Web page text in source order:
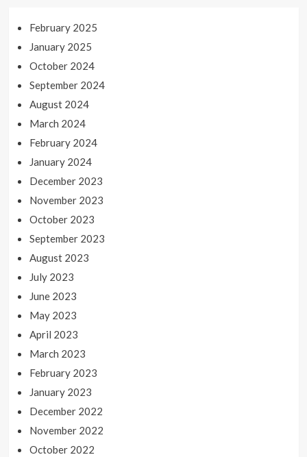
February 2025
January 2025
October 2024
September 2024
August 2024
March 2024
February 2024
January 2024
December 2023
November 2023
October 2023
September 2023
August 2023
July 2023
June 2023
May 2023
April 2023
March 2023
February 2023
January 2023
December 2022
November 2022
October 2022